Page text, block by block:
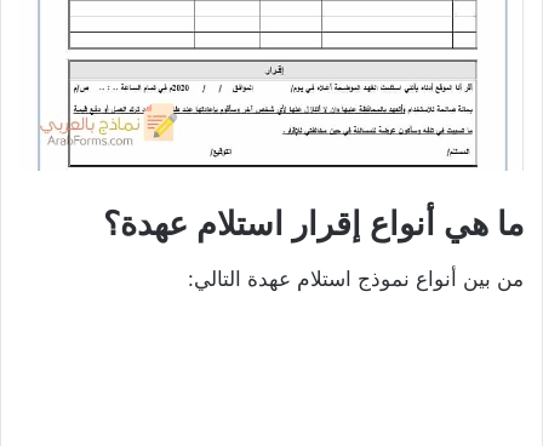
ما هي أنواع إقرار استلام عهدة؟
من بين أنواع نموذج استلام عهدة التالي: